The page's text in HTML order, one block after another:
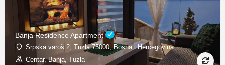
Banja Residence Apartment
Srpska varoš 2, Tuzla 75000, Bosna i Hercegovina
Centar, Banja, Tuzla